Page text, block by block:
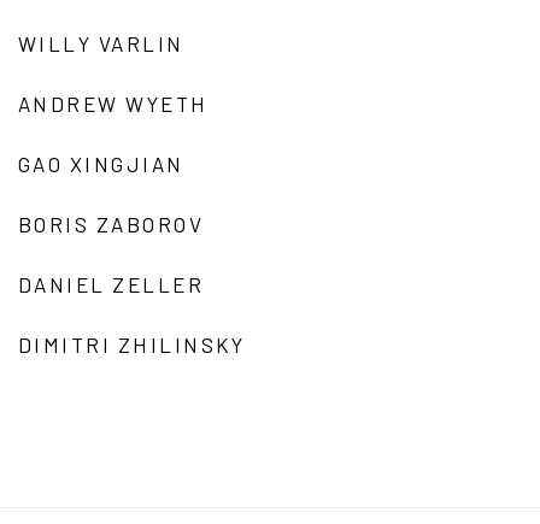
WILLY VARLIN
ANDREW WYETH
GAO XINGJIAN
BORIS ZABOROV
DANIEL ZELLER
DIMITRI ZHILINSKY